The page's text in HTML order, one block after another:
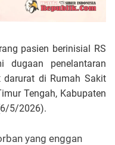
pasien berinisial RS
dugaan penelantaran
di Rumah Sakit
Tengah, Kabupaten
5/2026).
yang enggan